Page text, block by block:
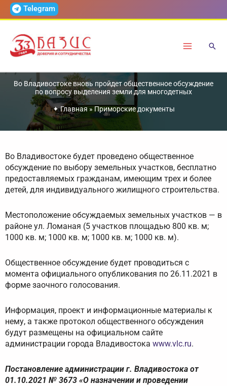
ПерейтиTelegram
Во Владивостоке вновь пройдет общественное обсуждение
по вопросу выделения земли для многодетных
✦Главная»Приморские документы
Во Владивостоке будет проведено общественное
обсуждение по выбору земельных участков, бесплатно
предоставляемых гражданам, имеющим трех и более
детей, для индивидуального жилищного строительства.
Местоположение обсуждаемых земельных участков — в
районе ул. Ломаная (5 участков площадью 800 кв. м;
1000 кв. м; 1000 кв. м; 1000 кв. м; 1000 кв. м).
Общественное обсуждение будет проводиться с
момента официального опубликования по 26.11.2021 в
форме заочного голосования.
Информация, проект и информационные материалы к
нему, а также протокол общественного обсуждения
будут размещены на официальном сайте
администрации города Владивостока www.vlc.ru.
Постановление администрации г. Владивостока от
01.10.2021 № 3673 «О назначении и проведении